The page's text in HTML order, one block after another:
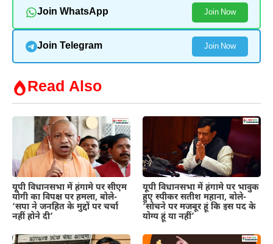
Join WhatsApp Join Now
Join Telegram Join Now
Read Also
यूपी विधानसभा में हंगामे पर सीएम
योगी का विपक्ष पर हमला, बोले-
‘सपा ने जनहित के मुद्दों पर चर्चा
नहीं होने दी’
यूपी विधानसभा में हंगामे पर भावुक
हुए स्पीकर सतीश महाना, बोले-
‘सोचने पर मजबूर हूं कि इस पद के
योग्य हूं या नहीं’